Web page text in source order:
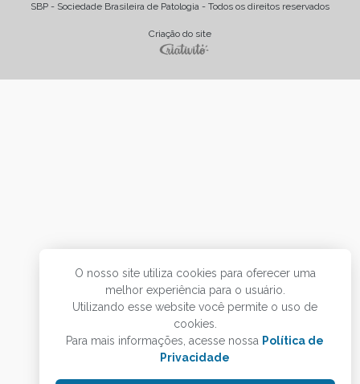
O nosso site utiliza cookies para oferecer uma
melhor experiência para o usuário.
Utilizando esse website você permite o uso de
cookies.
Para mais informações, acesse nossa Política de
Privacidade
SBP - Sociedade Brasileira de Patologia - Todos os direitos reservados
Criação do site